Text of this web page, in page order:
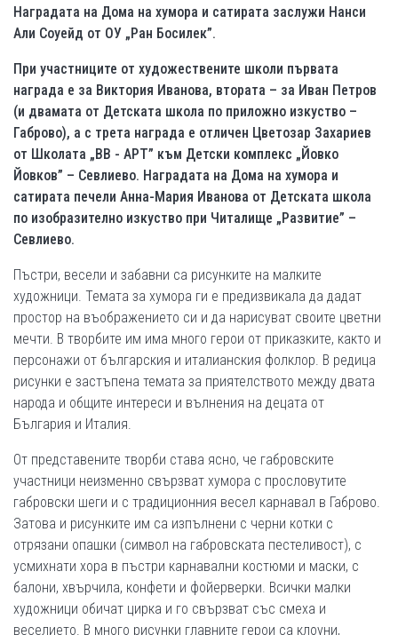
Наградата на Дома на хумора и сатирата заслужи Нанси
Али Соуейд от ОУ „Ран Босилек”.
При участниците от художествените школи първата
награда е за Виктория Иванова, втората – за Иван Петров
(и двамата от Детската школа по приложно изкуство –
Габрово), а с трета награда е отличен Цветозар Захариев
от Школата „ВВ - АРТ” към Детски комплекс „Йовко
Йовков” – Севлиево. Наградата на Дома на хумора и
сатирата печели Анна-Мария Иванова от Детската школа
по изобразително изкуство при Читалище „Развитие” –
Севлиево.
Пъстри, весели и забавни са рисунките на малките
художници. Темата за хумора ги е предизвикала да дадат
простор на въображението си и да нарисуват своите цветни
мечти. В творбите им има много герои от приказките, както и
персонажи от българския и италианския фолклор. В редица
рисунки е застъпена темата за приятелството между двата
народа и общите интереси и вълнения на децата от
България и Италия.
От представените творби става ясно, че габровските
участници неизменно свързват хумора с прословутите
габровски шеги и с традиционния весел карнавал в Габрово.
Затова и рисунките им са изпълнени с черни котки с
отрязани опашки (символ на габровската пестеливост), с
усмихнати хора в пъстри карнавални костюми и маски, с
балони, хвърчила, конфети и фойерверки. Всички малки
художници обичат цирка и го свързват със смеха и
веселието. В много рисунки главните герои са клоуни,